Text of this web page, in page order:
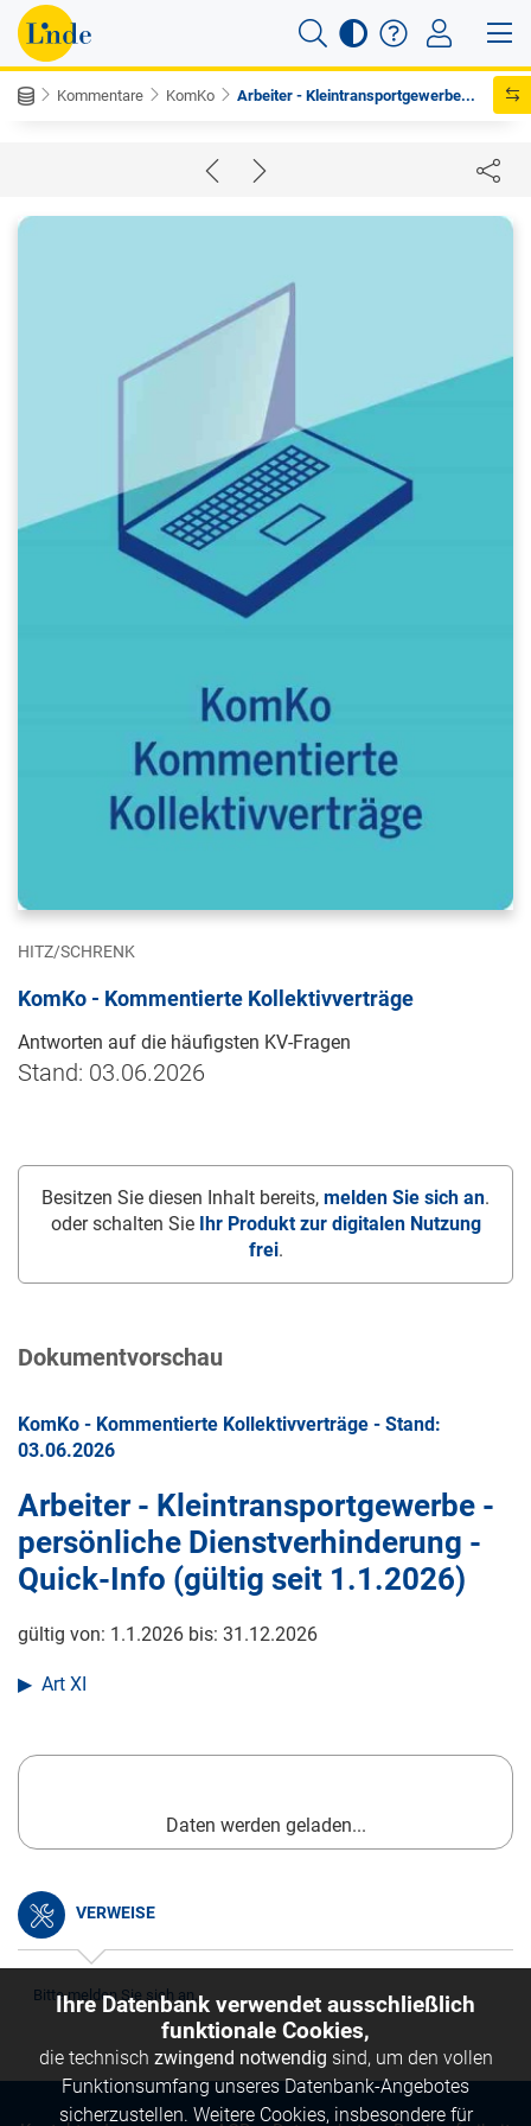
Kommentare KomKo Arbeiter - Kleintransportgewerbe...
HITZ/SCHRENK
KomKo - Kommentierte Kollektivverträge
Antworten auf die häufigsten KV-Fragen
Stand: 03.06.2026
Besitzen Sie diesen Inhalt bereits, melden Sie sich an.
oder schalten Sie
Ihr Produkt zur digitalen Nutzung
frei.
Dokumentvorschau
KomKo - Kommentierte Kollektivverträge - Stand:
03.06.2026
Arbeiter - Kleintransportgewerbe -
persönliche Dienstverhinderung -
Quick-Info (gültig seit 1.1.2026)
gültig von: 1.1.2026 bis: 31.12.2026
Art XI
Daten werden geladen...
VERWEISE
Bitte melden Sie sich an.
Ihre Datenbank verwendet ausschließlich
funktionale Cookies,
die technisch zwingend notwendig sind, um den vollen
Funktionsumfang unseres Datenbank-Angebotes
sicherzustellen. Weitere Cookies, insbesondere für